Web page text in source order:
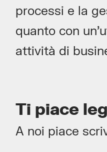
processi e la
quanto con
attività di
Ti piace
A noi piace